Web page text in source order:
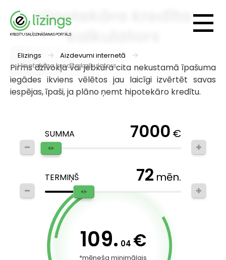
Elizings
Aizdevumi internetā
Hipotekāra kredīta kalkulators
Hipotekāra kredīta
kalkulators
Pirms dzīvokļa vai jebkura cita nekustamā īpašuma
iegādes ikviens vēlētos jau laicīgi izvērtēt savas
iespējas, īpaši, ja plāno ņemt hipotekāro kredītu.
SUMMA 7000 €
TERMIŅŠ 72 mēn.
109. 04 €
*mēneša minimālais